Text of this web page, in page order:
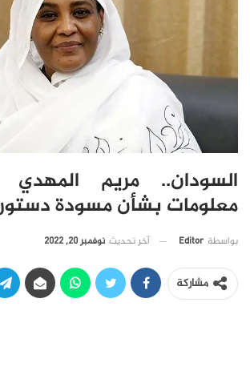
السودان.. مريم
معلومات بشأن مسودة دستور
بواسطة Editor آخر تحديث نوفمبر 20, 2022
مشاركة